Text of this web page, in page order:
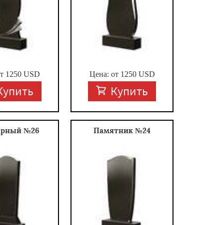
1250 USD Цена: от 1250USD
Купить
№26 Памятник №24